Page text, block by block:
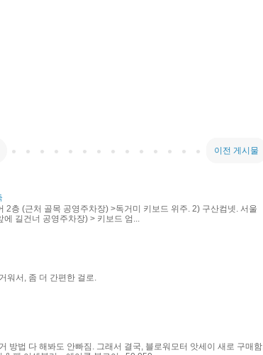
이전 게시물
층 (근처 골목 공영주차장) >독거미 키보드 위주. 2) 구산컴넷. 서울
길건너 공영주차장) > 키보드 엄...
워서, 좀 더 간편한 걸로.
방법 다 해봐도 안빠짐. 그래서 결국, 블로워모터 앗세이 새로 구매함.